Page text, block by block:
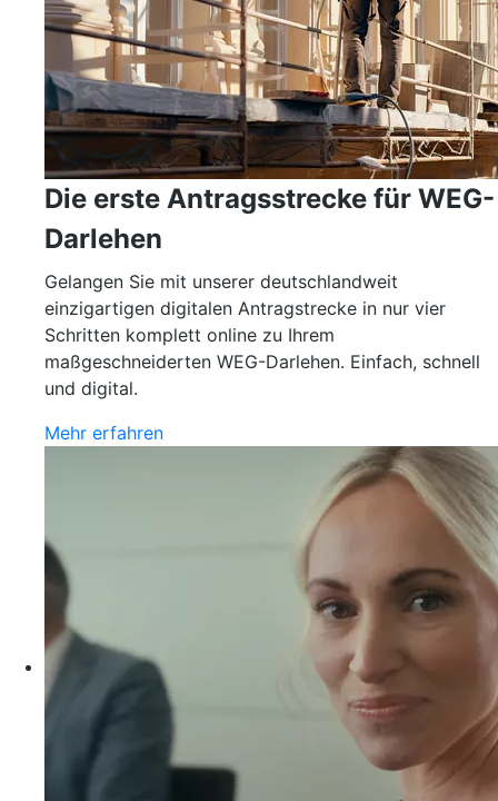
Die erste Antragsstrecke für WEG-
Darlehen
Gelangen Sie mit unserer deutschlandweit
einzigartigen digitalen Antragstrecke in nur vier
Schritten komplett online zu Ihrem
maßgeschneiderten WEG-Darlehen. Einfach, schnell
und digital.
Mehr erfahren